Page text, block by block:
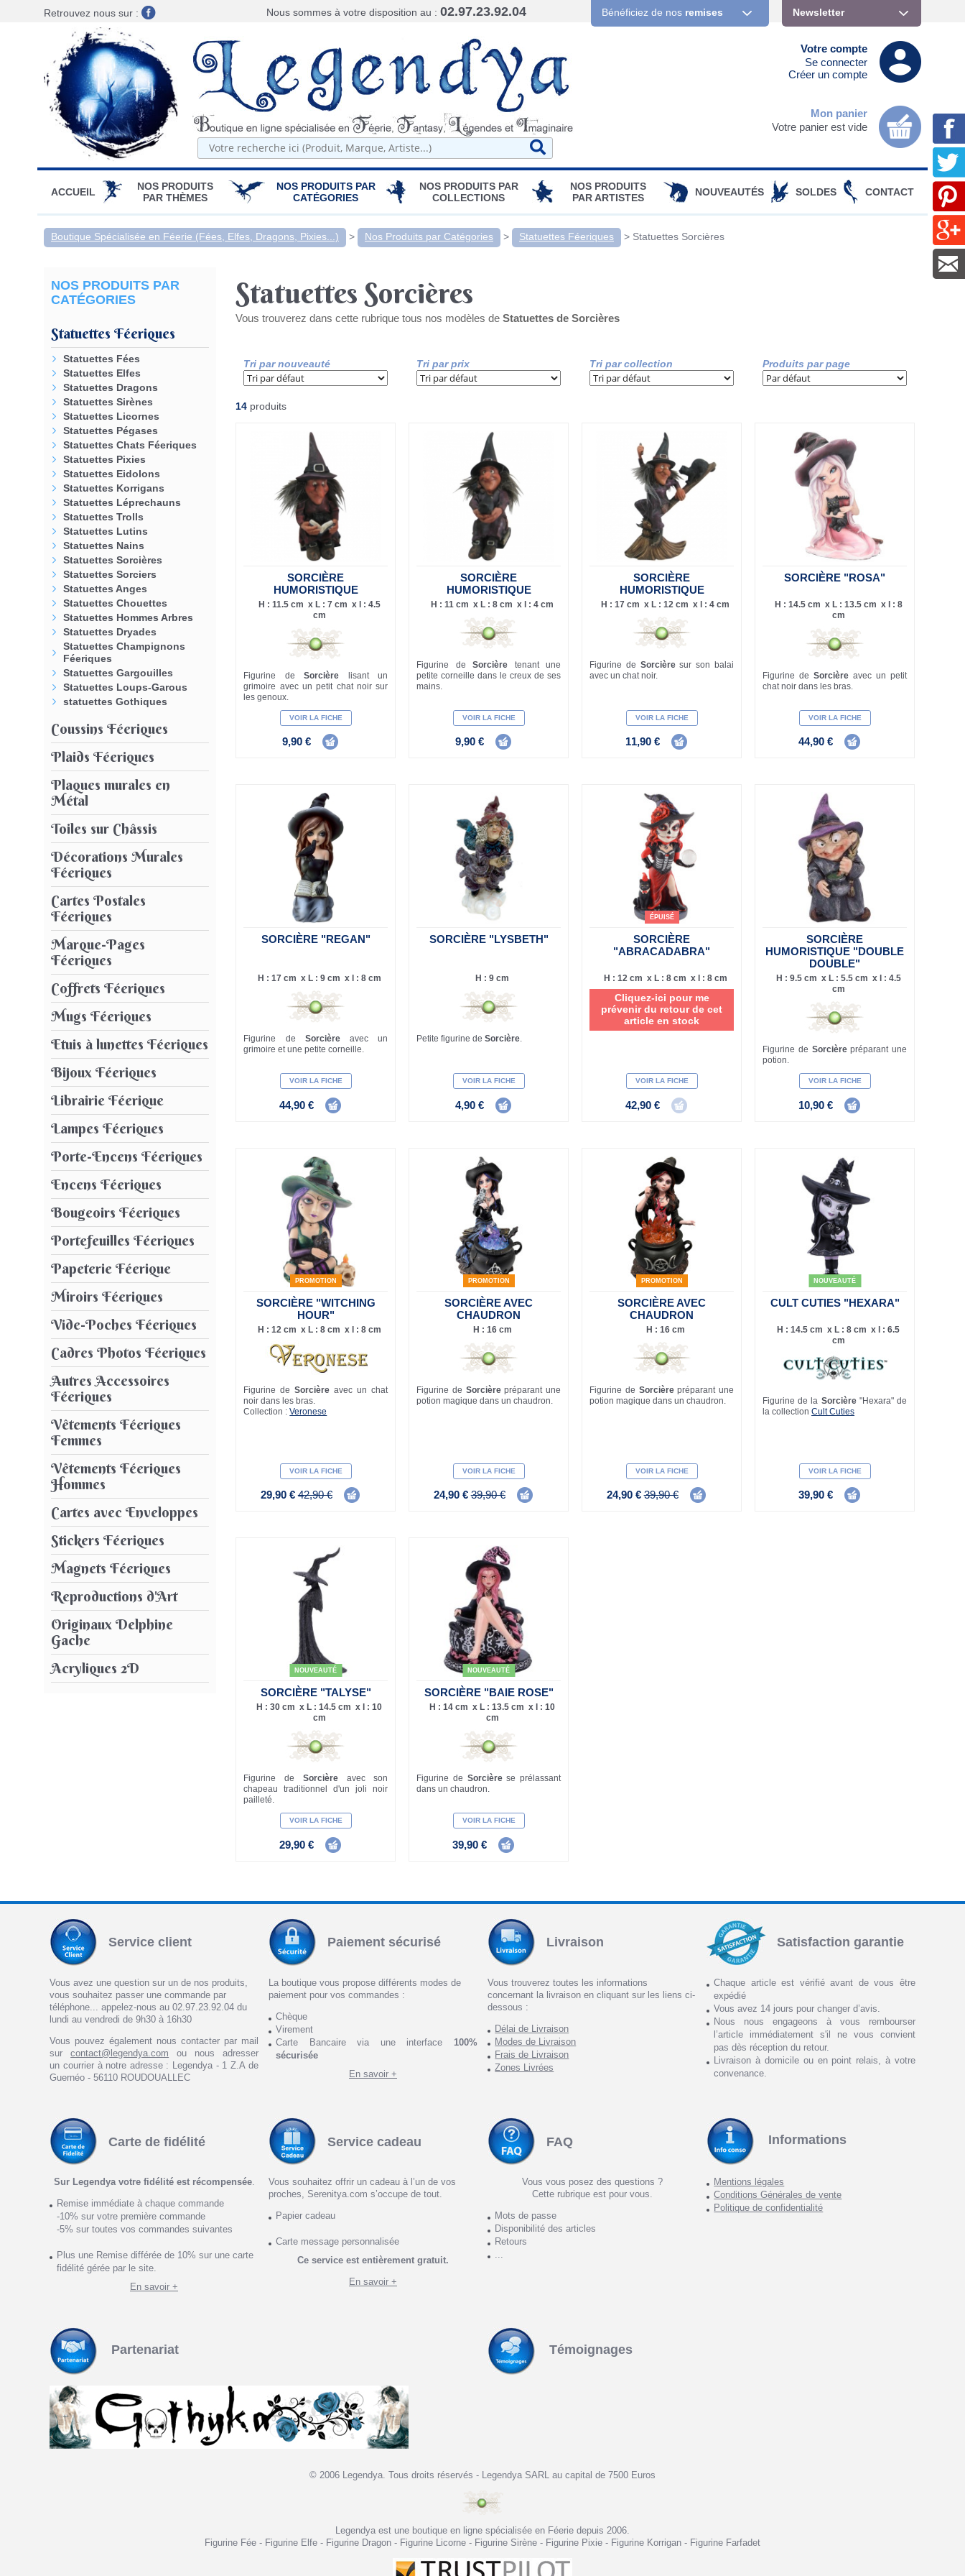
Retrouvez nous sur : Nous sommes à votre disposition au : 02.97.23.92.04 Bénéficiez de nos remises Newsletter
Votre compte
Se connecter
Créer un compte
Mon panier
Votre panier est vide
ACCUEIL
NOS PRODUITS
PAR THÈMES
NOS PRODUITS PAR
CATÉGORIES
NOS PRODUITS PAR
COLLECTIONS
NOS PRODUITS
PAR ARTISTES
NOUVEAUTÉS SOLDES CONTACT
Boutique Spécialisée en Féerie (Fées, Elfes, Dragons, Pixies...) > Nos Produits par Catégories > Statuettes Féeriques > Statuettes Sorcières
NOS PRODUITS PAR
CATÉGORIES
Statuettes Féeriques
Statuettes Fées
Statuettes Elfes
Statuettes Dragons
Statuettes Sirènes
Statuettes Licornes
Statuettes Pégases
Statuettes Chats Féeriques
Statuettes Pixies
Statuettes Eidolons
Statuettes Korrigans
Statuettes Léprechauns
Statuettes Trolls
Statuettes Lutins
Statuettes Nains
Statuettes Sorcières
Statuettes Sorciers
Statuettes Anges
Statuettes Chouettes
Statuettes Hommes Arbres
Statuettes Dryades
Statuettes Champignons
Féeriques
Statuettes Gargouilles
Statuettes Loups-Garous
statuettes Gothiques
Coussins Féeriques
Plaids Féeriques
Plaques murales en
Métal
Toiles sur Châssis
Décorations Murales
Féeriques
Cartes Postales
Féeriques
Marque-Pages
Féeriques
Coffrets Féeriques
Mugs Féeriques
Etuis à lunettes Féeriques
Bijoux Féeriques
Librairie Féerique
Lampes Féeriques
Porte-Encens Féeriques
Encens Féeriques
Bougeoirs Féeriques
Portefeuilles Féeriques
Papeterie Féerique
Miroirs Féeriques
Vide-Poches Féeriques
Cadres Photos Féeriques
Autres Accessoires
Féeriques
Vêtements Féeriques
Femmes
Vêtements Féeriques
Hommes
Cartes avec Enveloppes
Stickers Féeriques
Magnets Féeriques
Reproductions d'Art
Originaux Delphine
Gache
Acryliques 2D
Statuettes Sorcières
Vous trouverez dans cette rubrique tous nos modèles deStatuettes de Sorcières
Tri par nouveauté Tri par prix Tri par collection Produits par page
14 produits
SORCIÈRE
HUMORISTIQUE
H : 11.5 cm x L : 7 cm x l : 4.5
cm
Figurine deSorcière lisant un
grimoire avec un petit chat noir sur
les genoux.
VOIR LA FICHE
9,90 €
SORCIÈRE
HUMORISTIQUE
H : 11 cm x L : 8 cm x l : 4 cm
Figurine deSorcière tenant une
petite corneille dans le creux de ses
mains.
VOIR LA FICHE
9,90 €
SORCIÈRE
HUMORISTIQUE
H : 17 cm x L : 12 cm x l : 4 cm
Figurine de Sorcièresur son balai
avec un chat noir.
VOIR LA FICHE
11,90 €
SORCIÈRE "ROSA"
H : 14.5 cm x L : 13.5 cm x l : 8
cm
Figurine deSorcière avec un petit
chat noir dans les bras.
VOIR LA FICHE
44,90 €
SORCIÈRE "REGAN"
H : 17 cm x L : 9 cm x l : 8 cm
Figurine de Sorcièreavec un
grimoire et une petite corneille.
VOIR LA FICHE
44,90 €
SORCIÈRE "LYSBETH"
H : 9 cm
Petite figurine deSorcière.
VOIR LA FICHE
4,90 €
ÉPUISÉ
SORCIÈRE
"ABRACADABRA"
H : 12 cm x L : 8 cm x l : 8 cm
Cliquez-ici pour me
prévenir du retour de cet
article en stock
VOIR LA FICHE
42,90 €
SORCIÈRE
HUMORISTIQUE "DOUBLE
DOUBLE"
H : 9.5 cm x L : 5.5 cm x l : 4.5
cm
Figurine de Sorcièrepréparant une
potion.
VOIR LA FICHE
10,90 €
PROMOTION
SORCIÈRE "WITCHING
HOUR"
H : 12 cm x L : 8 cm x l : 8 cm
Figurine deSorcièreavec un chat
noir dans les bras.
Collection :Veronese
VOIR LA FICHE
29,90 €42,90 €
PROMOTION
SORCIÈRE AVEC
CHAUDRON
H : 16 cm
Figurine de Sorcièrepréparant une
potion magique dans un chaudron.
VOIR LA FICHE
24,90 €39,90 €
PROMOTION
SORCIÈRE AVEC
CHAUDRON
H : 16 cm
Figurine de Sorcièrepréparant une
potion magique dans un chaudron.
VOIR LA FICHE
24,90 €39,90 €
NOUVEAUTÉ
CULT CUTIES "HEXARA"
H : 14.5 cm x L : 8 cm x l : 6.5
cm
Figurine de la Sorcière"Hexara" de
la collectionCult Cuties
VOIR LA FICHE
39,90 €
NOUVEAUTÉ
SORCIÈRE "TALYSE"
H : 30 cm x L : 14.5 cm x l : 10
cm
Figurine de Sorcière avec son
chapeau traditionnel d'un joli noir
pailleté.
VOIR LA FICHE
29,90 €
NOUVEAUTÉ
SORCIÈRE "BAIE ROSE"
H : 14 cm x L : 13.5 cm x l : 10
cm
Figurine de Sorcièrese prélassant
dans un chaudron.
VOIR LA FICHE
39,90 €
Service client
Vous avez une question sur un de nos produits,
vous souhaitez passer une commande par
téléphone... appelez-nous au 02.97.23.92.04 du
lundi au vendredi de 9h30 à 16h30
Vous pouvez également nous contacter par mail
surcontact@legendya.com ou nous adresser
un courrier à notre adresse : Legendya - 1 Z.A de
Guernéo - 56110 ROUDOUALLEC
Paiement sécurisé
La boutique vous propose différents modes de
paiement pour vos commandes :
Chèque
Virement
Carte Bancaire via une interface 100%
sécurisée
En savoir +
Livraison
Vous trouverez toutes les informations
concernant la livraison en cliquant sur les liens ci-
dessous :
Délai de Livraison
Modes de Livraison
Frais de Livraison
Zones Livrées
Satisfaction garantie
Chaque article est vérifié avant de vous être
expédié
Vous avez 14 jours pour changer d’avis.
Nous nous engageons à vous rembourser
l’article immédiatement s'il ne vous convient
pas dès réception du retour.
Livraison à domicile ou en point relais, à votre
convenance.
Carte de fidélité
Sur Legendya votre fidélité est récompensée.
Remise immédiate à chaque commande
-10% sur votre première commande
-5% sur toutes vos commandes suivantes
Plus une Remise différée de 10% sur une carte
fidélité gérée par le site.
En savoir +
Service cadeau
Vous souhaitez offrir un cadeau à l’un de vos
proches, Serenitya.com s’occupe de tout.
Papier cadeau
Carte message personnalisée
Ce service est entièrement gratuit.
En savoir +
FAQ
Vous vous posez des questions ?
Cette rubrique est pour vous.
Mots de passe
Disponibilité des articles
Retours
...
Informations
Mentions légales
Conditions Générales de vente
Politique de confidentialité
Partenariat Témoignages
© 2006 Legendya. Tous droits réservés - Legendya SARL au capital de 7500 Euros
Legendya est une boutique en ligne spécialisée en Féerie depuis 2006.
Figurine Fée - Figurine Elfe - Figurine Dragon - Figurine Licorne - Figurine Sirène - Figurine Pixie - Figurine Korrigan - Figurine Farfadet